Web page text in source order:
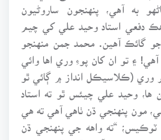
به آهي، پنهنجون ساروڻيون
هڪ دفعي استاد وحيد علي کي چيم
جو گائڪ آهين. محمد جمن منهنجو
۽ تو ان کان پوءِ وري اها وائي
وري (ڪلاسيڪل انداز ۾ ڳائي ٿو
ها، وحيد علي چيئس ٿو ته استاد
مون پنهنجي ڌن ٺاهي آهي ته هي
ٽوڪيس؛ “ته واهه جي پنهنجي ڌن